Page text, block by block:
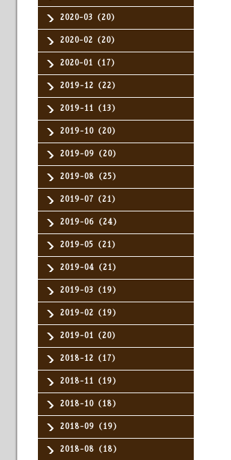
2020-03（20）
2020-02（20）
2020-01（17）
2019-12（22）
2019-11（13）
2019-10（20）
2019-09（20）
2019-08（25）
2019-07（21）
2019-06（24）
2019-05（21）
2019-04（21）
2019-03（19）
2019-02（19）
2019-01（20）
2018-12（17）
2018-11（19）
2018-10（18）
2018-09（19）
2018-08（18）